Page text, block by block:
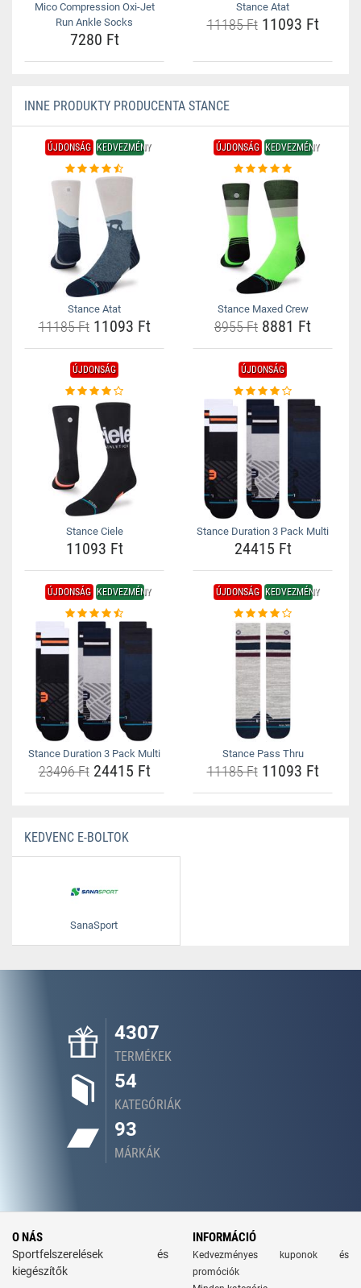
Mico Compression Oxi-Jet
Run Ankle Socks
7280 Ft
Stance Atat
11185 Ft11093 Ft
INNE PRODUKTY PRODUCENTA STANCE
ÚJDONSÁG KEDVEZMÉNY
Stance Atat
11185 Ft11093 Ft
ÚJDONSÁG KEDVEZMÉNY
Stance Maxed Crew
8955 Ft 8881 Ft
ÚJDONSÁG
Stance Ciele
11093 Ft
ÚJDONSÁG
Stance Duration 3 Pack Multi
24415 Ft
ÚJDONSÁG KEDVEZMÉNY
Stance Duration 3 Pack Multi
23496 Ft24415 Ft
ÚJDONSÁG KEDVEZMÉNY
Stance Pass Thru
11185 Ft11093 Ft
KEDVENC E-BOLTOK
SanaSport
4307
TERMÉKEK
54
KATEGÓRIÁK
93
MÁRKÁK
O NÁS
Sportfelszerelések és
kiegészítők
INFORMÁCIÓ
Kedvezményes kuponok és
promóciók